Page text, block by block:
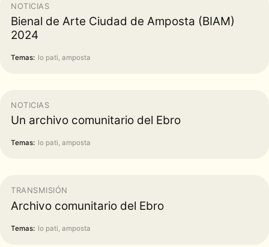
NOTICIAS
Bienal de Arte Ciudad de Amposta (BIAM)
2024
Temas: lo pati, amposta
NOTICIAS
Un archivo comunitario del Ebro
Temas: lo pati, amposta
TRANSMISIÓN
Archivo comunitario del Ebro
Temas: lo pati, amposta